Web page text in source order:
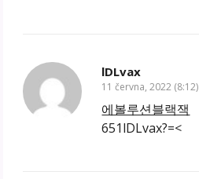
lDLvax
11 června, 2022 (8:12)
에볼루션블랙잭
651lDLvax?=<